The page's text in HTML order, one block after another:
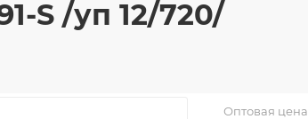
S /уп 12/720/
Оптовая цена